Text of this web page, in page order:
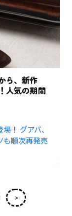
ら、新作
人気の期間
！ グアバ、
も順次再発売
>